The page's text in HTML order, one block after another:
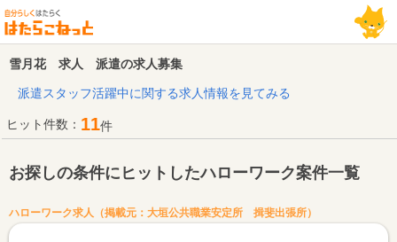
雪月花 求人 派遣の求人募集
派遣スタッフ活躍中に関する求人情報を見てみる
ヒット件数： 11件
お探しの条件にヒットしたハローワーク案件一覧
ハローワーク求人（掲載元：大垣公共職業安定所 揖斐出張所）